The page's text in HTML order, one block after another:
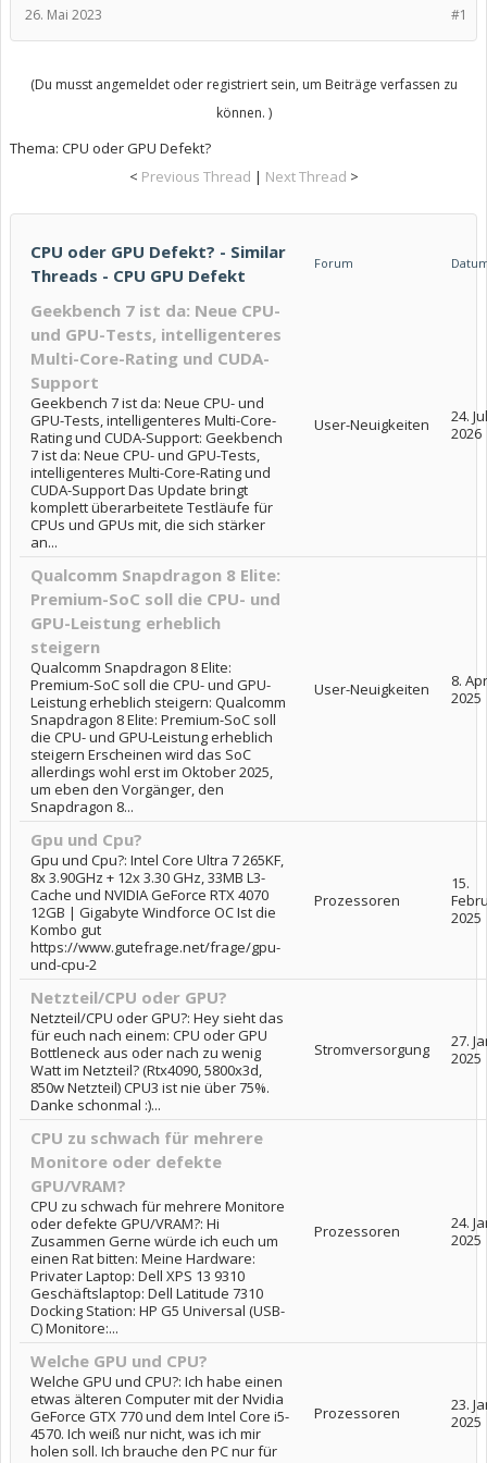
#1
26. Mai 2023
(Du musst angemeldet oder registriert sein, um Beiträge verfassen zu
können. )
Thema: CPU oder GPU Defekt?
< Previous Thread | Next Thread >
CPU oder GPU Defekt? - Similar
Threads - CPU GPU Defekt
Forum
Geekbench 7 ist da: Neue CPU-
und GPU-Tests, intelligenteres
Multi-Core-Rating und CUDA-
Support
Geekbench 7 ist da: Neue CPU- und
GPU-Tests, intelligenteres Multi-Core-
Rating und CUDA-Support: Geekbench
7 ist da: Neue CPU- und GPU-Tests,
intelligenteres Multi-Core-Rating und
CUDA-Support Das Update bringt
komplett überarbeitete Testläufe für
CPUs und GPUs mit, die sich stärker
an...
User-Neuigkeiten
24.
2026
Qualcomm Snapdragon 8 Elite:
Premium-SoC soll die CPU- und
GPU-Leistung erheblich
steigern
Qualcomm Snapdragon 8 Elite:
Premium-SoC soll die CPU- und GPU-
Leistung erheblich steigern: Qualcomm
Snapdragon 8 Elite: Premium-SoC soll
die CPU- und GPU-Leistung erheblich
steigern Erscheinen wird das SoC
allerdings wohl erst im Oktober 2025,
um eben den Vorgänger, den
Snapdragon 8...
User-Neuigkeiten
8.
2025
Gpu und Cpu?
Gpu und Cpu?: Intel Core Ultra 7 265KF,
8x 3.90GHz + 12x 3.30 GHz, 33MB L3-
Cache und NVIDIA GeForce RTX 4070
12GB | Gigabyte Windforce OC Ist die
Kombo gut
https://www.gutefrage.net/frage/gpu-
und-cpu-2
Prozessoren
15.
2025
Netzteil/CPU oder GPU?
Netzteil/CPU oder GPU?: Hey sieht das
für euch nach einem: CPU oder GPU
Bottleneck aus oder nach zu wenig
Watt im Netzteil? (Rtx4090, 5800x3d,
850w Netzteil) CPU3 ist nie über 75%.
Danke schonmal :)...
Stromversorgung
27.
2025
CPU zu schwach für mehrere
Monitore oder defekte
GPU/VRAM?
CPU zu schwach für mehrere Monitore
oder defekte GPU/VRAM?: Hi
Zusammen Gerne würde ich euch um
einen Rat bitten: Meine Hardware:
Privater Laptop: Dell XPS 13 9310
Geschäftslaptop: Dell Latitude 7310
Docking Station: HP G5 Universal (USB-
C) Monitore:...
Prozessoren
24.
2025
Welche GPU und CPU?
Welche GPU und CPU?: Ich habe einen
etwas älteren Computer mit der Nvidia
GeForce GTX 770 und dem Intel Core i5-
4570. Ich weiß nur nicht, was ich mir
holen soll. Ich brauche den PC nur für
Prozessoren
23.
2025